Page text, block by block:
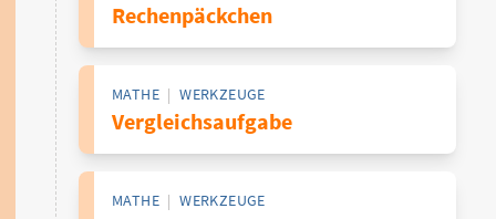
Rechenpäckchen
MATHE | WERKZEUGE
Vergleichsaufgabe
MATHE | WERKZEUGE